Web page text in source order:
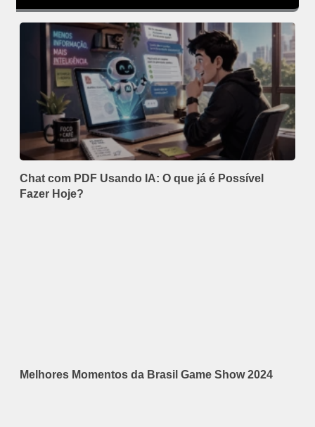
Chat com PDF Usando IA: O que já é Possível
Fazer Hoje?
Melhores Momentos da Brasil Game Show 2024